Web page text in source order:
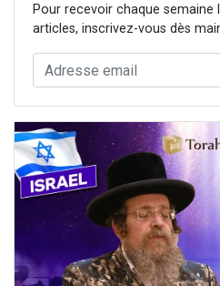
Pour recevoir chaque semaine
articles, inscrivez-vous dès